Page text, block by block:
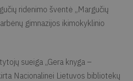
ridenimo šventė „Margučių
gimnazijos ikimokyklinio
sueiga „Gera knyga –
Nacionalinei Lietuvos bibliotekų